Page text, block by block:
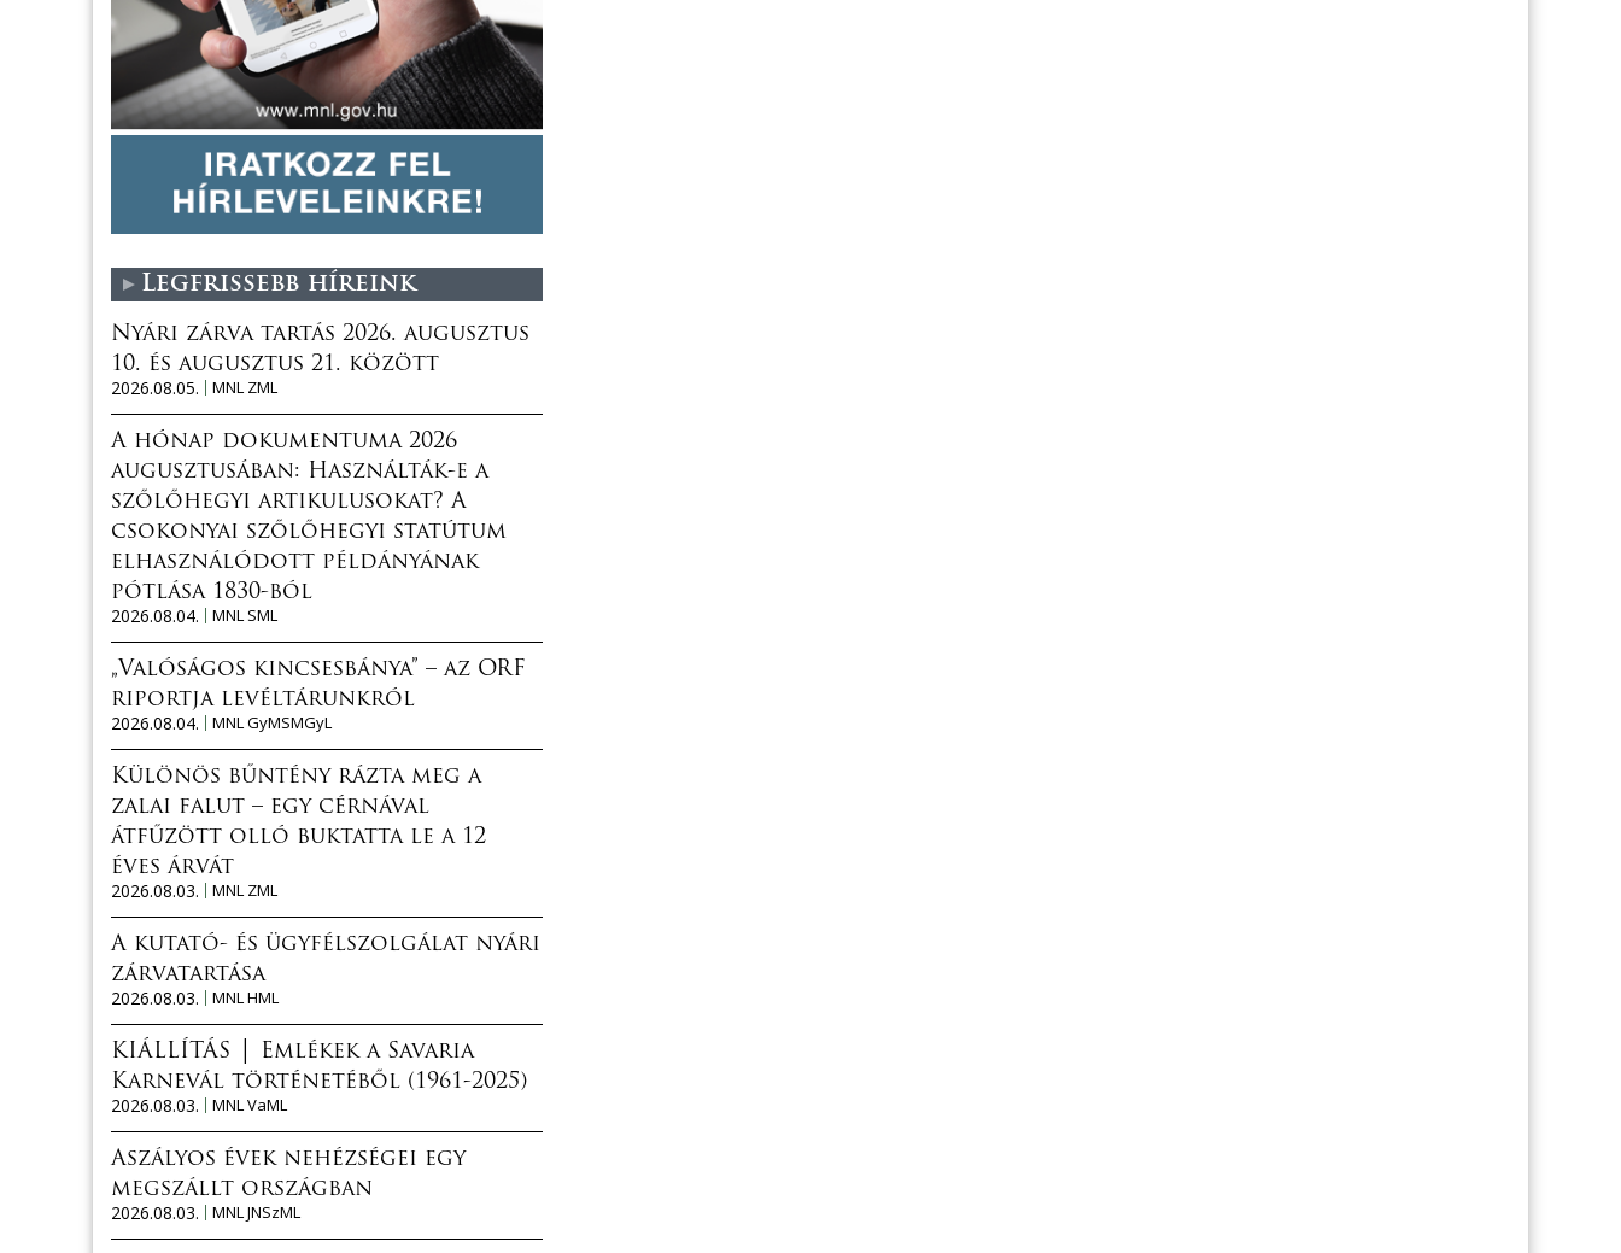
Legfrissebb híreink
Nyári zárva tartás 2026. augusztus
10. és augusztus 21. között
2026.08.05.
MNL ZML
A hónap dokumentuma 2026
augusztusában: Használták-e a
szőlőhegyi artikulusokat? A
csokonyai szőlőhegyi statútum
elhasználódott példányának
pótlása 1830-ból
2026.08.04.
MNL SML
„Valóságos kincsesbánya” – az ORF
riportja levéltárunkról
2026.08.04.
MNL GyMSMGyL
Különös bűntény rázta meg a
zalai falut – egy cérnával
átfűzött olló buktatta le a 12
éves árvát
2026.08.03.
MNL ZML
A kutató- és ügyfélszolgálat nyári
zárvatartása
2026.08.03.
MNL HML
KIÁLLÍTÁS │ Emlékek a Savaria
Karnevál történetéből (1961-2025)
2026.08.03.
MNL VaML
Aszályos évek nehézségei egy
megszállt országban
2026.08.03.
MNL JNSzML